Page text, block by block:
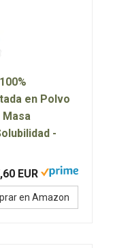
en Polvo
-
EUR
en Amazon